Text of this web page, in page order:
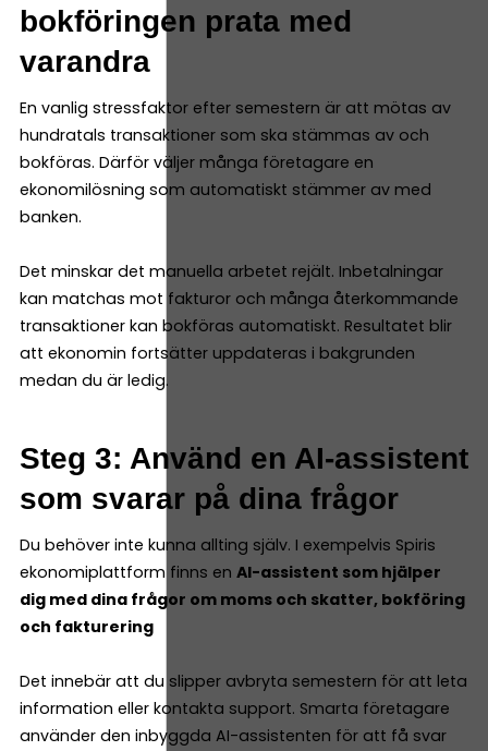
bokföringen prata med
varandra
En vanlig stressfaktor efter semestern är att mötas av
hundratals transaktioner som ska stämmas av och
bokföras. Därför väljer många företagare en
ekonomilösning som automatiskt stämmer av med
banken.
Det minskar det manuella arbetet rejält. Inbetalningar
kan matchas mot fakturor och många återkommande
transaktioner kan bokföras automatiskt. Resultatet blir
att ekonomin fortsätter uppdateras i bakgrunden
medan du är ledig.
Steg 3: Använd en AI-assistent
som svarar på dina frågor
Du behöver inte kunna allting själv. I exempelvis Spiris
ekonomiplattform finns en AI-assistent som hjälper
dig med dina frågor om moms och skatter, bokföring
och fakturering
Det innebär att du slipper avbryta semestern för att leta
information eller kontakta support. Smarta företagare
använder den inbyggda AI-assistenten för att få svar